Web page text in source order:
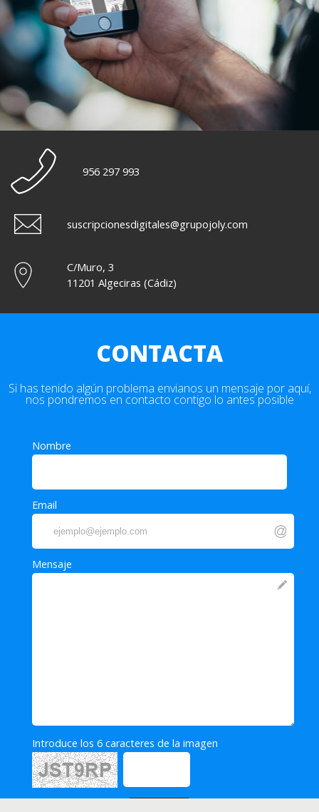
956 297 993
suscripcionesdigitales@grupojoly.com
C/Muro, 3
11201 Algeciras (Cádiz)
CONTACTA
Si has tenido algún problema envianos un mensaje por aquí,
nos pondremos en contacto contigo lo antes posible
Nombre
Email
Mensaje
Introduce los 6 caracteres de la imagen